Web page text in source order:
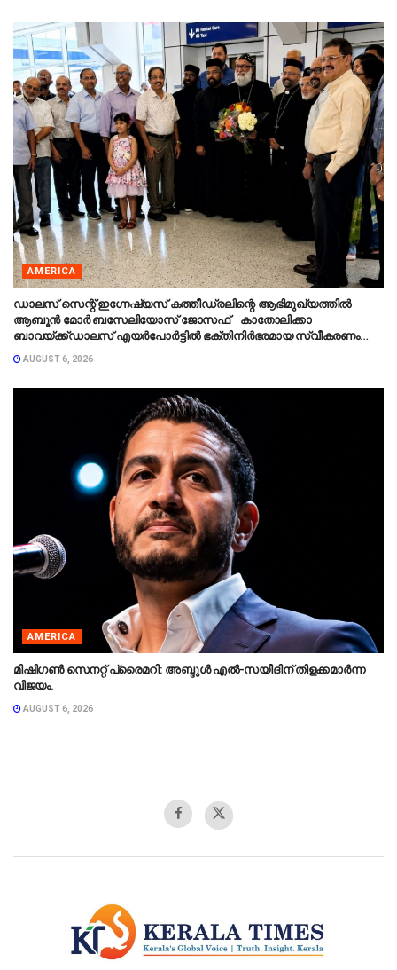
AMERICA
ഡാലസ് സെന്റ് ഇഗ്നേഷ്യസ് കത്തീഡ്രലിന്റെ ആഭിമുഖ്യത്തിൽ
ആബൂൻ മോർ ബസേലിയോസ് ജോസഫ് കാതോലിക്കാ
ബാവയ്ക്ക്ഡാലസ് എയർപോർട്ടിൽ ഭക്തിനിർഭരമായ സ്വീകരണം
AUGUST 6, 2026
AMERICA
മിഷിഗൺ സെനറ്റ് പ്രൈമറി: അബ്ദുൾ എൽ-സയീദിന് തിളക്കമാർന്ന
വിജയം.
AUGUST 6, 2026